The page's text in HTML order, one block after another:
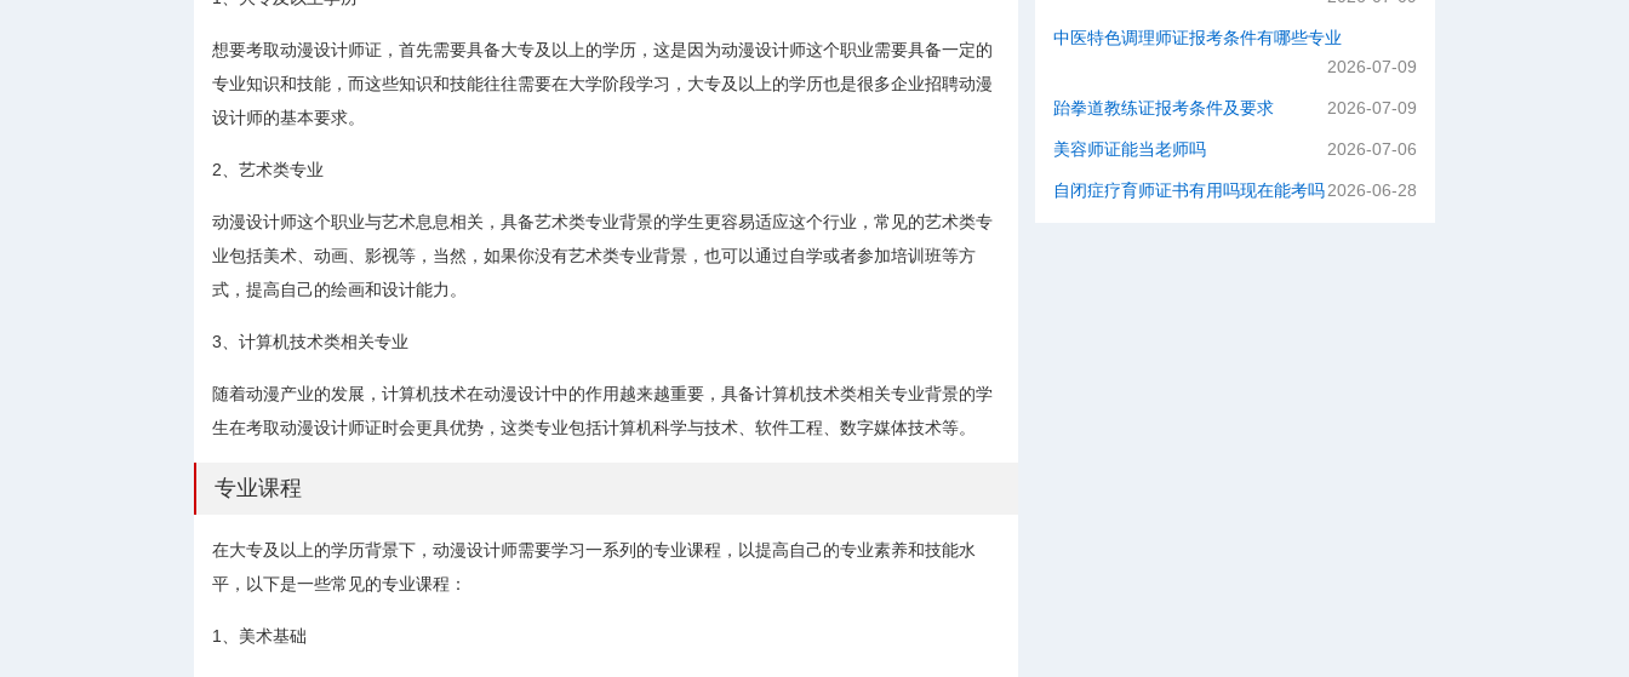
想要考取动漫设计师证，首先需要具备大专及以上的学历，这是因为动漫设计师这个职业需要具备一定的
专业知识和技能，而这些知识和技能往往需要在大学阶段学习，大专及以上的学历也是很多企业招聘动漫
设计师的基本要求。
2、艺术类专业
动漫设计师这个职业与艺术息息相关，具备艺术类专业背景的学生更容易适应这个行业，常见的艺术类专
业包括美术、动画、影视等，当然，如果你没有艺术类专业背景，也可以通过自学或者参加培训班等方
式，提高自己的绘画和设计能力。
3、计算机技术类相关专业
随着动漫产业的发展，计算机技术在动漫设计中的作用越来越重要，具备计算机技术类相关专业背景的学
生在考取动漫设计师证时会更具优势，这类专业包括计算机科学与技术、软件工程、数字媒体技术等。
专业课程
在大专及以上的学历背景下，动漫设计师需要学习一系列的专业课程，以提高自己的专业素养和技能水
平，以下是一些常见的专业课程：
1、美术基础
中医特色调理师证报考条件有哪些专业
2026-07-09
跆拳道教练证报考条件及要求 2026-07-09
美容师证能当老师吗 2026-07-06
自闭症疗育师证书有用吗现在能考吗2026-06-28